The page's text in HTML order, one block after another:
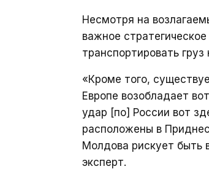
Несмотря на
важное
транспортировать груз
«Кроме того,
Европе возобладает
удар [по] России вот
расположены в
Молдова рискует быть
эксперт.